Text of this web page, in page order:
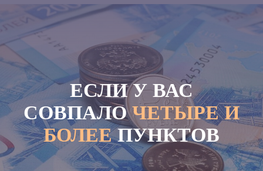
ЕСЛИ У ВАС
СОВПАЛОЧЕТЫРЕ И
БОЛЕЕПУНКТОВ